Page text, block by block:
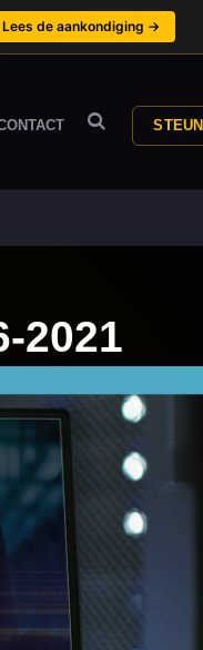
2021
Lees de aankondiging →